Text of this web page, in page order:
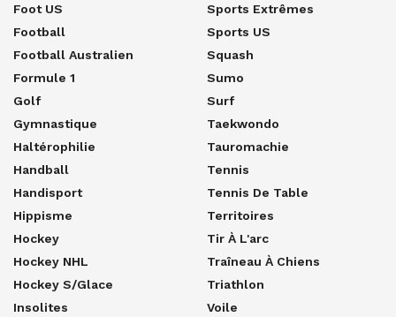
Foot US
Football
Football Australien
Formule 1
Golf
Gymnastique
Haltérophilie
Handball
Handisport
Hippisme
Hockey
Hockey NHL
Hockey S/glace
Insolites
Sports Extrêmes
Sports US
Squash
Sumo
Surf
Taekwondo
Tauromachie
Tennis
Tennis De Table
Territoires
Tir À L'arc
Traîneau À Chiens
Triathlon
Voile